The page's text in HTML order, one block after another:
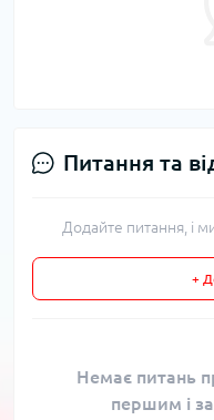
Питання та
Додайте питання, і
+
Немає питань
першим і